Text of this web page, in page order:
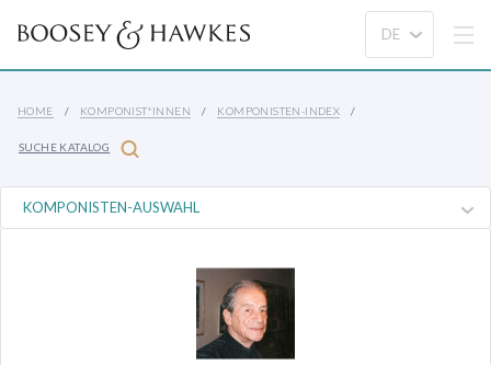
HOME KOMPONIST*INNEN KOMPONISTEN-INDEX
SUCHE KATALOG